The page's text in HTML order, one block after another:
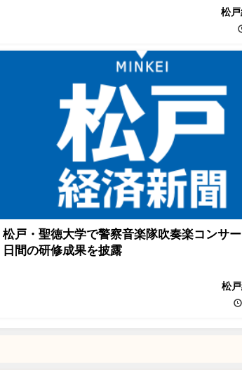
松
松戸・聖徳大学で警察音楽隊吹奏楽コンサ
日間の研修成果を披露
松